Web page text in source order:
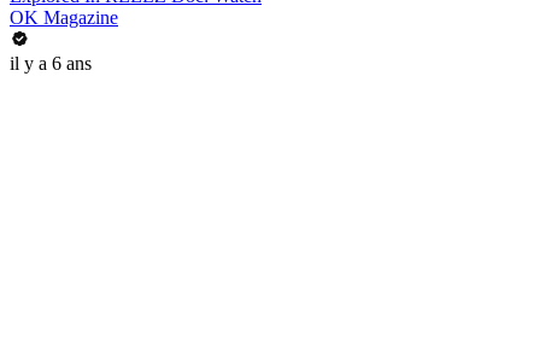
OK Magazine
il y a 6 ans